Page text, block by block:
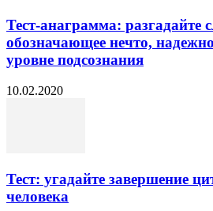
Тест-анаграмма: разгадайте
обозначающее нечто,
уровне подсознания
10.02.2020
Тест: угадайте завершение
человека